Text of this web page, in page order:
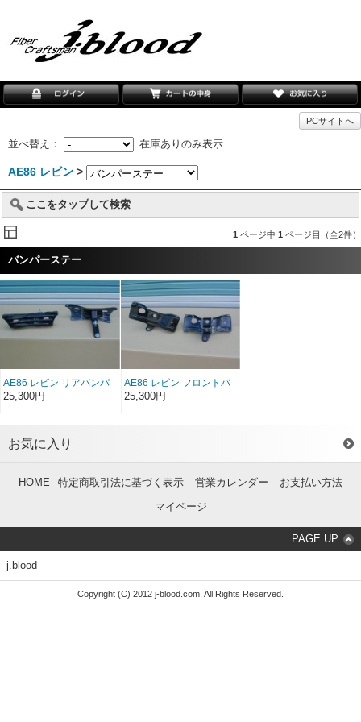
PCサイトへ
並べ替え： 在庫ありのみ表示
AE86 レビン >
ここをタップして検索
1 ページ中 1 ページ目（全2件）
バンパーステー
AE86 レビン リアバンパ
ーステー FRP（後期）
25,300円
AE86 レビン フロントバ
ンパーステーFRP（後
25,300円
お気に入り
HOME 特定商取引法に基づく表示 営業カレンダー
お支払い方法
マイページ
PAGE UP
j.blood
Copyright (C) 2012 j-blood.com. All Rights Reserved.